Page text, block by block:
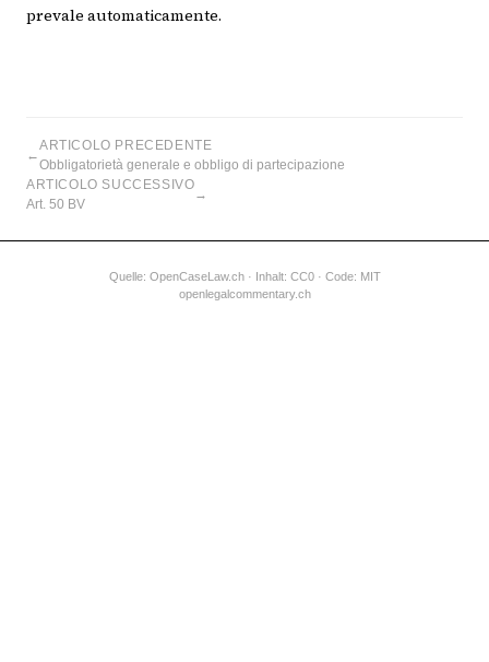
prevale automaticamente.
←
ARTICOLO PRECEDENTE
Obbligatorietà generale e obbligo di partecipazione
ARTICOLO SUCCESSIVO
Art. 50 BV
→
Quelle: OpenCaseLaw.ch· Inhalt: CC0 · Code: MIT
openlegalcommentary.ch